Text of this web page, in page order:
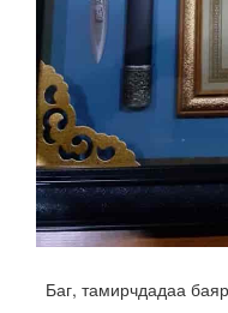
Баг, тамирчдадаа